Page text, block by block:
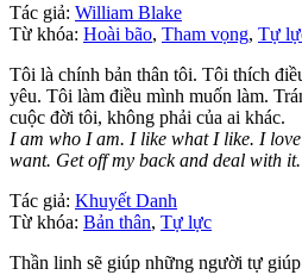
Tác giả: William Blake
Từ khóa: Hoài bão, Tham vọng, Tự
Tôi là chính bản thân tôi. Tôi thích
yêu. Tôi làm điều mình muốn làm.
cuộc đời tôi, không phải của ai khác.
I am who I am. I like what I like. I
want. Get off my back and deal with
Tác giả: Khuyết Danh
Từ khóa: Bản thân, Tự lực
Thần linh sẽ giúp những người tự